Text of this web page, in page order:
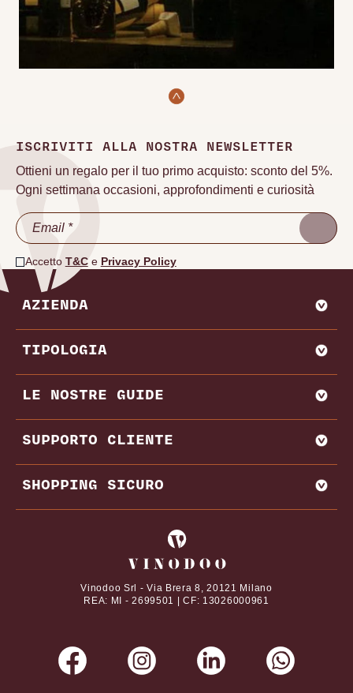
ISCRIVITI ALLA NOSTRA NEWSLETTER
Ottieni un regalo per il tuo primo acquisto: sconto del 5%.
Ogni settimana occasioni, approfondimenti e curiosità
Accetto T&Ce Privacy Policy
AZIENDA
CHI SIAMO
VADEMECUM VINODOO
ENOWEB
VENDI CON NOI
TIPOLOGIA
AGLIANICO
AMARONE
BAROLO
BRUNELLO DI MONTALCINO
CHIANTI
LE NOSTRE GUIDE
MIGLIORI PRODUTTORI E CANTINE ITALIA
MIGLIORI PRODUTTORI E CANTINE FRANCIA
REGIONI VINICOLE
VITIGNI
DAL NOSTRO MAGAZINE
SUPPORTO CLIENTE
CONTATTI
DOMANDE FREQUENTI
TERMINI E CONDIZIONI
SHOPPING SICURO
I tuoi pagamenti online con
Vinodoo Srl - Via Brera 8, 20121 Milano
REA: MI - 2699501 | CF: 13026000961